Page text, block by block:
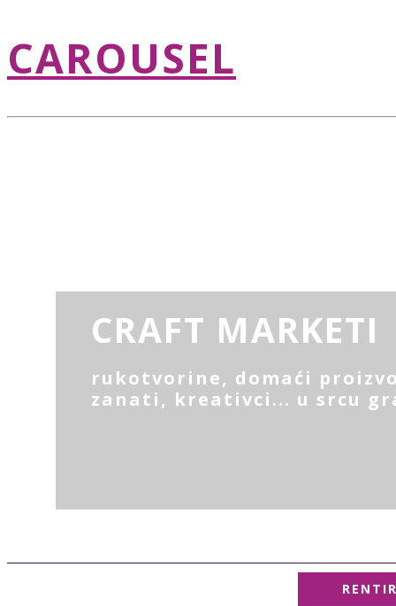
CAROUSEL
CRAFT MARKETI
rukotvorine, domaći
zanati, kreativci... u srcu